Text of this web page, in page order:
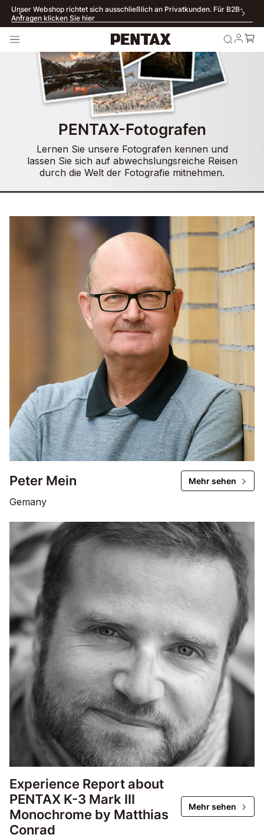
Unser Webshop richtet sich ausschließlich an Privatkunden. Für B2B-
Anfragen klicken Sie hier
PENTAX-Fotografen
Lernen Sie unsere Fotografen kennen und
lassen Sie sich auf abwechslungsreiche Reisen
durch die Welt der Fotografie mitnehmen.
Peter Mein Mehr sehen
Gemany
Experience Report about
PENTAX K-3 Mark III
Monochrome by Matthias
Conrad
Mehr sehen